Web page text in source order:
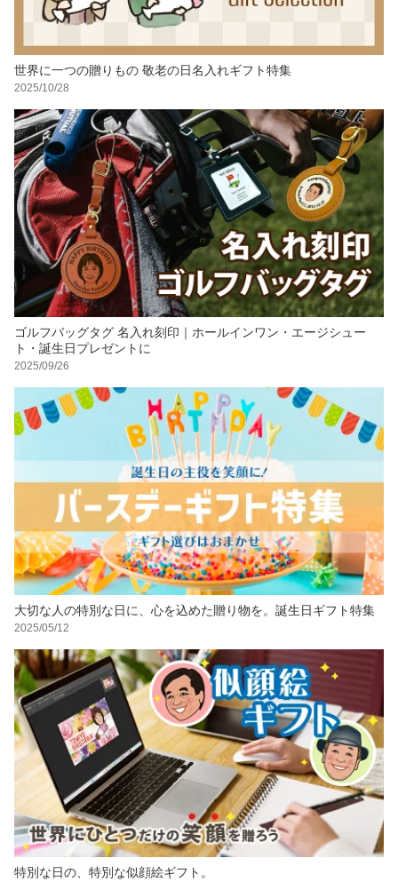
世界に一つの贈りもの 敬老の日名入れギフト特集
2025/10/28
ゴルフバッグタグ 名入れ刻印｜ホールインワン・エージシュー
ト・誕生日プレゼントに
2025/09/26
大切な人の特別な日に、心を込めた贈り物を。誕生日ギフト特集
2025/05/12
特別な日の、特別な似顔絵ギフト。